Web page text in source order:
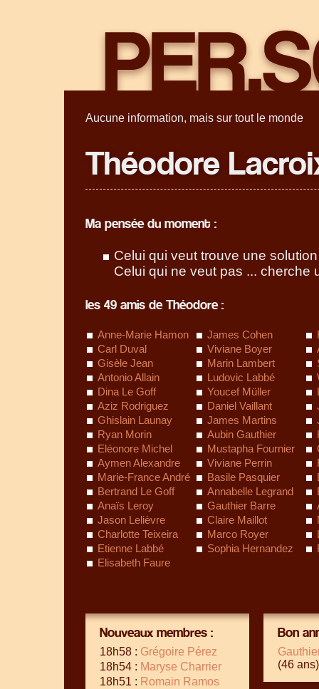
Aucune information, mais sur tout le monde
Théodore
Ma pensée du moment :
Celui qui veut trouve une solution
Celui qui ne veut pas ... cherche
les 49 amis de Théodore :
Anne-Marie Hamon James Cohen
Carl Duval
Viviane Boyer
Gisèle Jean
Marin Lambert
Antonio Allain
Ludovic Labbé
Dina Le Goff
Youcef Müller
Aziz Rodriguez
Daniel Vaillant
Ghislain Launay
James Martins
Ryan Morin
Aubin Gauthier
Eléonore Michel
Mustapha Fournier
Aymen Alexandre
Viviane Perrin
Marie-France André
Basile Pasquier
Bertrand Le Goff
Annabelle Legrand
Anaïs Leroy
Gauthier Barre
Jason Lelièvre
Claire Maillot
Charlotte Teixeira
Marco Royer
Etienne Labbé
Sophia Hernandez
Elisabeth Faure
Nouveaux membres :
18h58 : Grégoire Pérez
18h54 : Maryse Charrier
18h51 : Romain Ramos
Bon
(46 ans)